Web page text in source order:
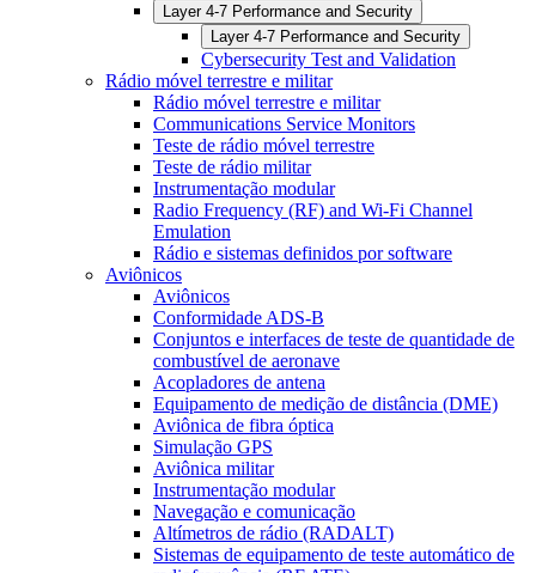
Layer 4-7 Performance and Security
Layer 4-7 Performance and Security
Cybersecurity Test and Validation
Rádio móvel terrestre e militar
Rádio móvel terrestre e militar
Communications Service Monitors
Teste de rádio móvel terrestre
Teste de rádio militar
Instrumentação modular
Radio Frequency (RF) and Wi-Fi Channel
Emulation
Rádio e sistemas definidos por software
Aviônicos
Aviônicos
Conformidade ADS-B
Conjuntos e interfaces de teste de quantidade de
combustível de aeronave
Acopladores de antena
Equipamento de medição de distância (DME)
Aviônica de fibra óptica
Simulação GPS
Aviônica militar
Instrumentação modular
Navegação e comunicação
Altímetros de rádio (RADALT)
Sistemas de equipamento de teste automático de